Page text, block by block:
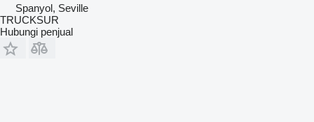
Spanyol, Seville
TRUCKSUR
Hubungi penjual